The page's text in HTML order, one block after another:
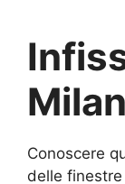
Conoscere
delle